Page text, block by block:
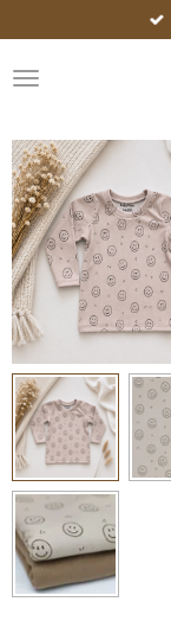
direct
naar
de